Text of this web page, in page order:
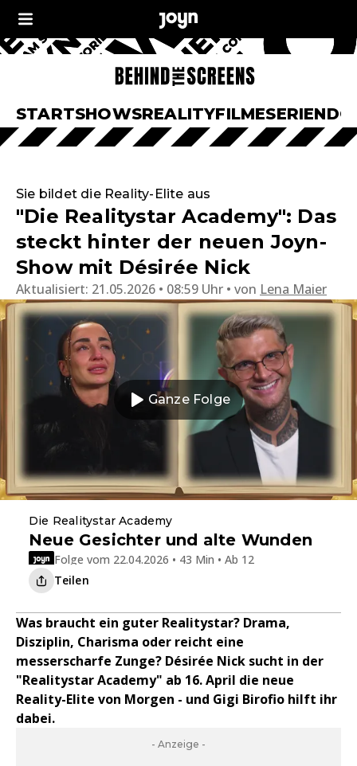
STARTSHOWSREALITYFILMESERIEN
Sie bildet die Reality-Elite aus
"Die Realitystar Academy": Das
steckt hinter der neuen Joyn-
Show mit Désirée Nick
Aktualisiert: 21.05.2026 • 08:59 Uhr von Lena Maier
Ganze Folge
Die Realitystar Academy
Neue Gesichter und alte Wunden
Folge vom 22.04.2026 • 43 Min • Ab 12
Teilen
Was braucht ein guter Realitystar? Drama,
Disziplin, Charisma oder reicht eine
messerscharfe Zunge? Désirée Nick sucht in der
"Realitystar Academy" ab 16. April die neue
Reality-Elite von Morgen - und Gigi Birofio hilft ihr
dabei.
- Anzeige -